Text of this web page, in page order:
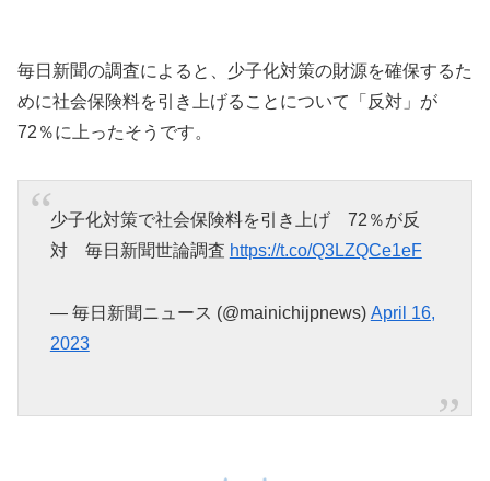
毎日新聞の調査によると、少子化対策の財源を確保するた
めに社会保険料を引き上げることについて「反対」が
72％に上ったそうです。
少子化対策で社会保険料を引き上げ 72％が反
対 毎日新聞世論調査 https://t.co/Q3LZQCe1eF
— 毎日新聞ニュース (@mainichijpnews) April 16,
2023